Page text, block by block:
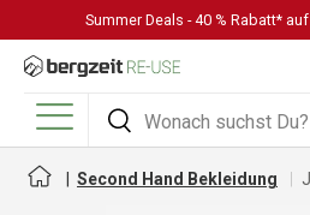
DIREKT ZUM INHALT
Summer Deals - 40 % Rabatt* auf
Suchen
Suchen
Menü
Second Hand Bekleidung